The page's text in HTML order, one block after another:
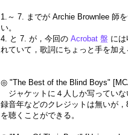
1.～ 7. までが Archie Brownlee 師
い。
4. と 7. が，今回の Acrobat 盤 に
れていて，歌詞にちょっと手を加
◎ "The Best of the Blind Boys"
ジャケットに４人しか写ってい
録音年などのクレジットは無いが
を聴くことができる。